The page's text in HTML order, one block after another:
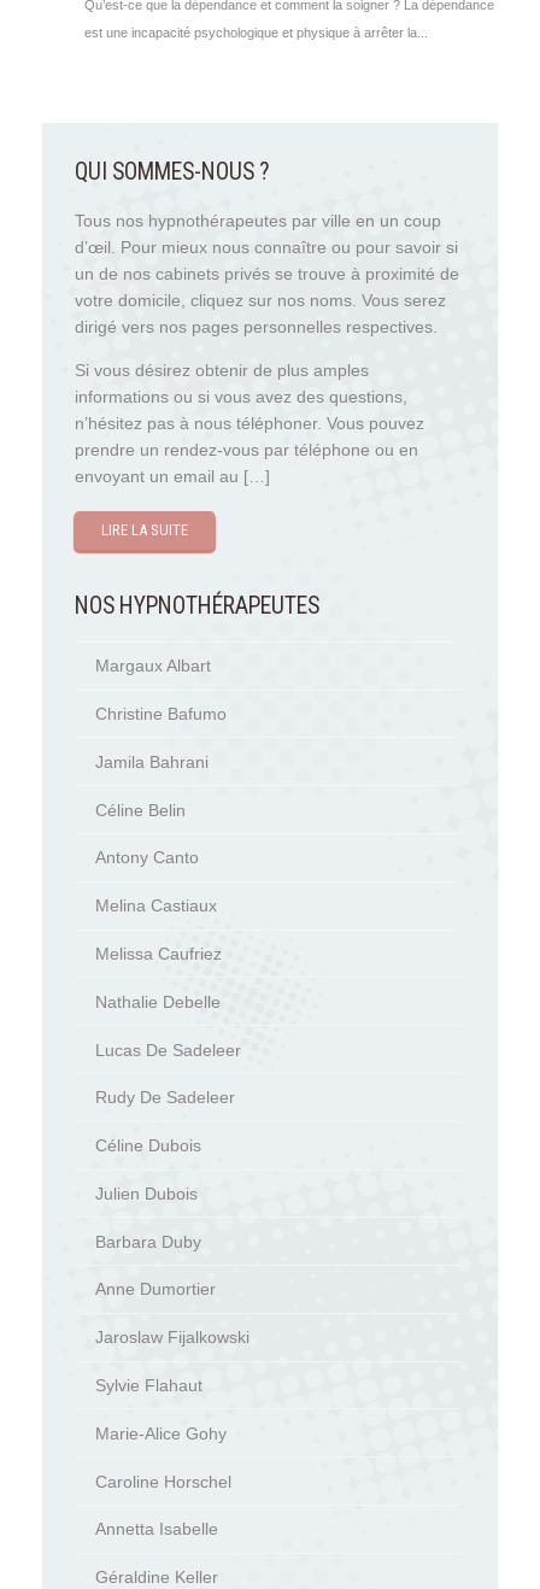
Qu’est-ce que la dépendance et comment la soigner ? La dépendance
est une incapacité psychologique et physique à arrêter la...
QUI SOMMES-NOUS ?
Tous nos hypnothérapeutes par ville en un coup
d’œil. Pour mieux nous connaître ou pour savoir si
un de nos cabinets privés se trouve à proximité de
votre domicile, cliquez sur nos noms. Vous serez
dirigé vers nos pages personnelles respectives.
Si vous désirez obtenir de plus amples
informations ou si vous avez des questions,
n’hésitez pas à nous téléphoner. Vous pouvez
prendre un rendez-vous par téléphone ou en
envoyant un email au […]
LIRE LA SUITE
NOS HYPNOTHÉRAPEUTES
Margaux Albart
Christine Bafumo
Jamila Bahrani
Céline Belin
Antony Canto
Melina Castiaux
Melissa Caufriez
Nathalie Debelle
Lucas De Sadeleer
Rudy De Sadeleer
Céline Dubois
Julien Dubois
Barbara Duby
Anne Dumortier
Jaroslaw Fijalkowski
Sylvie Flahaut
Marie-Alice Gohy
Caroline Horschel
Annetta Isabelle
Géraldine Keller